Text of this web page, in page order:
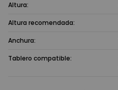
Altura:
Altura recomendada:
Anchura:
Tablero compatible: